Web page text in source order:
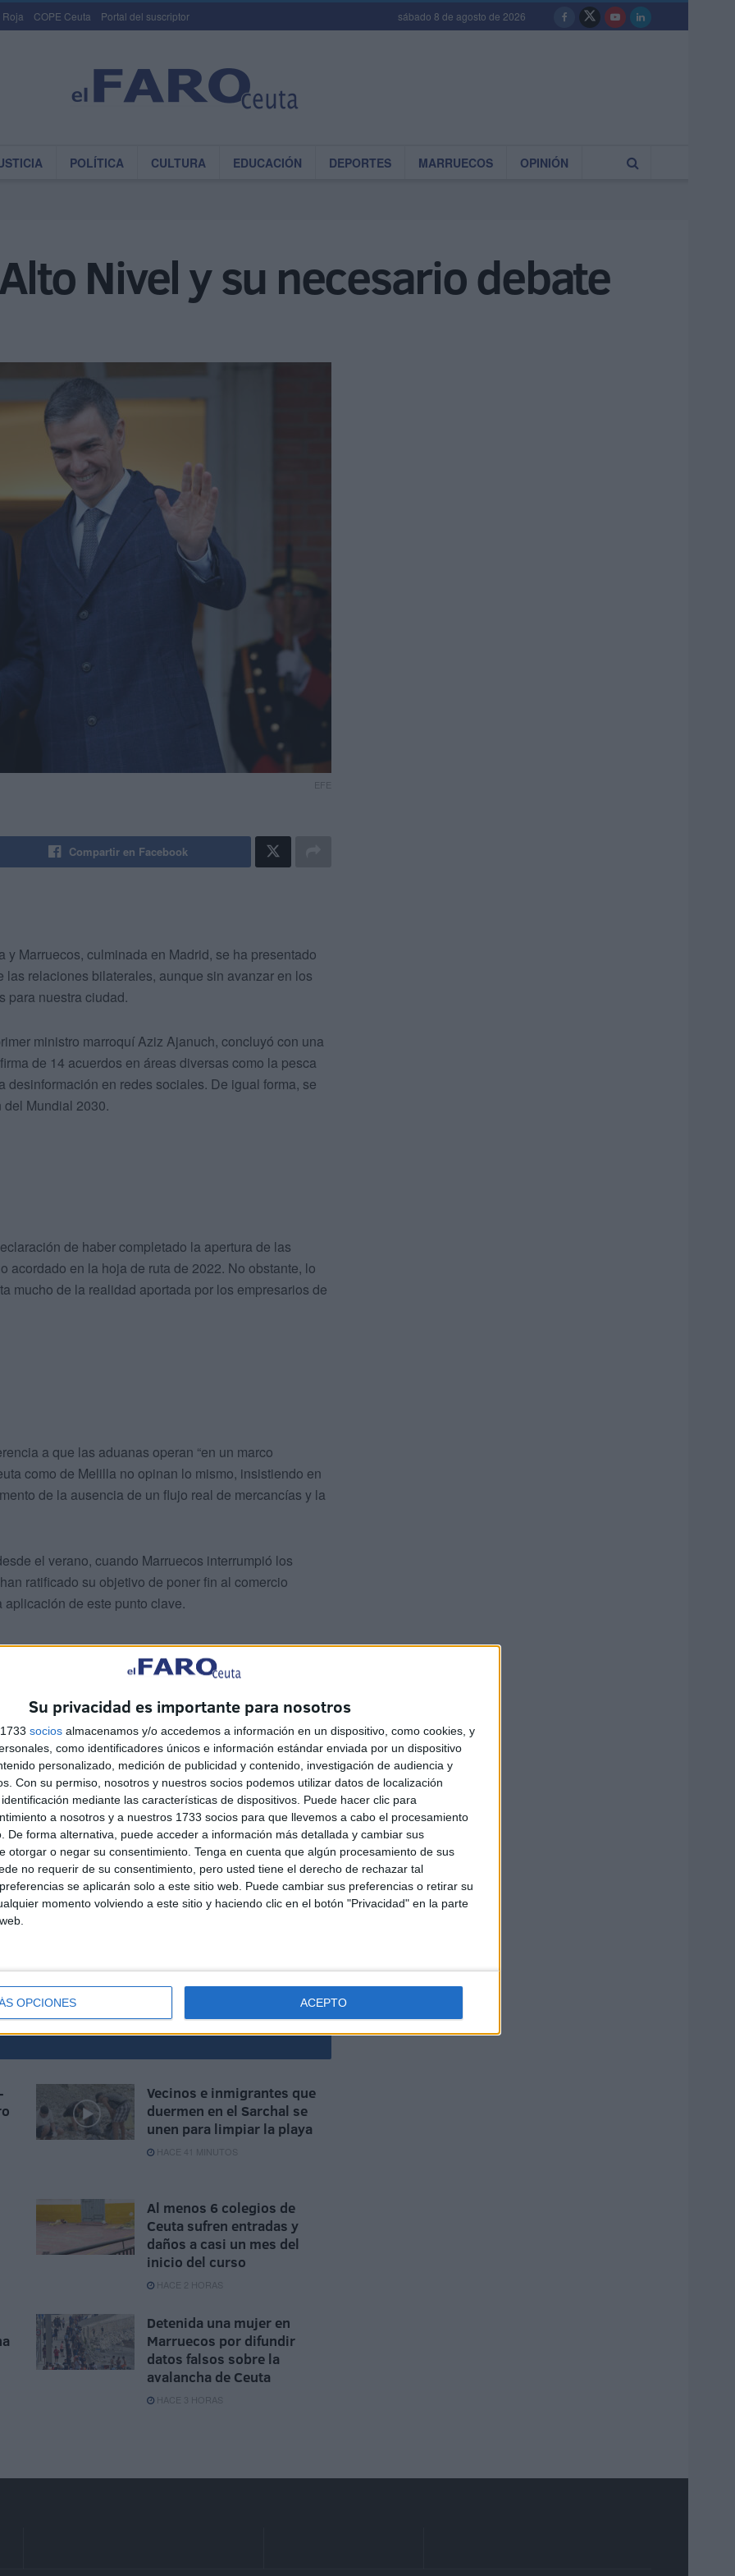
Su privacidad es importante para nosotros
socios almacenamos y/o accedemos a información en un dispositivo, como cookies, y
como identificadores únicos e información estándar enviada por un dispositivo
personalizado, medición de publicidad y contenido, investigación de audiencia y
Con su permiso, nosotros y nuestros socios podemos utilizar datos de localización
mediante las características de dispositivos. Puede hacer clic para
a nosotros y a nuestros 1733 socios para que llevemos a cabo el procesamiento
De forma alternativa, puede acceder a información más detallada y cambiar sus
otorgar o negar su consentimiento. Tenga en cuenta que algún procesamiento de sus
no requerir de su consentimiento, pero usted tiene el derecho de rechazar tal
se aplicarán solo a este sitio web. Puede cambiar sus preferencias o retirar su
momento volviendo a este sitio y haciendo clic en el botón "Privacidad" en la parte
OPCIONES ACEPTO
Roja COPE Ceuta Portal del suscriptor sábado 8 de agosto de 2026
POLÍTICA CULTURA EDUCACIÓN DEPORTES MARRUECOS OPINIÓN
Nivel y su necesario debate
EFE
Compartir en Facebook
Marruecos, culminada en Madrid, se ha presentado
relaciones bilaterales, aunque sin avanzar en los
para nuestra ciudad.
ministro marroquí Aziz Ajanuch, concluyó con una
de 14 acuerdos en áreas diversas como la pesca
en redes sociales. De igual forma, se
Mundial 2030.
de haber completado la apertura de las
acordado en la hoja de ruta de 2022. No obstante, lo
mucho de la realidad aportada por los empresarios de
a que las aduanas operan “en un marco
como de Melilla no opinan lo mismo, insistiendo en
de la ausencia de un flujo real de mercancías y la
el verano, cuando Marruecos interrumpió los
ratificado su objetivo de poner fin al comercio
de este punto clave.
la gestión de esta Reunión de Alto Nivel (RAN) ha
Partido Popular (PP) reprochó que la declaración
y Melilla. Quizá será necesario una explicación
no pueden ser pasados por alto.
que efectivamente todo está bien y en esto de las
en el camino.
Vecinos e inmigrantes que
duermen en el Sarchal se
unen para limpiar la playa
HACE 41 MINUTOS
Al menos 6 colegios de
Ceuta sufren entradas y
daños a casi un mes del
inicio del curso
HACE 2 HORAS
Detenida una mujer en
Marruecos por difundir
datos falsos sobre la
avalancha de Ceuta
HACE 3 HORAS